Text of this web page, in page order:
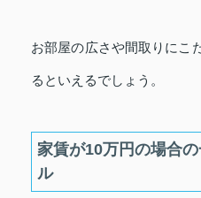
お部屋の広さや間取りにこ
るといえるでしょう。
家賃が10万円の場合
ル